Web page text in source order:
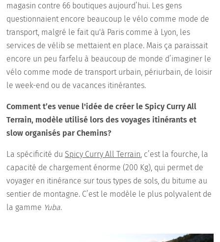
magasin contre 66 boutiques aujourd’hui. Les gens
questionnaient encore beaucoup le vélo comme mode de
transport, malgré le fait qu'à Paris comme à Lyon, les
services de vélib se mettaient en place. Mais ça paraissait
encore un peu farfelu à beaucoup de monde d’imaginer le
vélo comme mode de transport urbain, périurbain, de loisir
le week-end ou de vacances itinérantes.
Comment t’es venue l'idée de créer le Spicy Curry All
Terrain, modèle utilisé lors des voyages itinérants et
slow organisés par Chemins?
La spécificité duSpicy Curry All Terrain, c’est la fourche, la
capacité de chargement énorme (200 Kg), qui permet de
voyager en itinérance sur tous types de sols, du bitume au
sentier de montagne. C’est le modèle le plus polyvalent de
la gamme Yuba.